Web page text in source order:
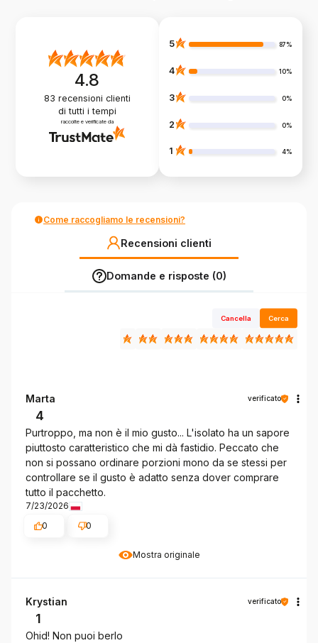
4.8
83 recensioni clienti
di tutti i tempi
raccolte e verificate da
5 87%
4 10%
3 0%
2 0%
1 4%
Come raccogliamo le recensioni?
Recensioni clienti
Domande e risposte (0)
Cancella Cerca
Mostra originale
Marta verificato
4
Purtroppo, ma non è il mio gusto... L'isolato ha un sapore
piuttosto caratteristico che mi dà fastidio. Peccato che
non si possano ordinare porzioni mono da se stessi per
controllare se il gusto è adatto senza dover comprare
tutto il pacchetto.
7/23/2026
0
0
Krystian verificato
1
Ohid! Non puoi berlo